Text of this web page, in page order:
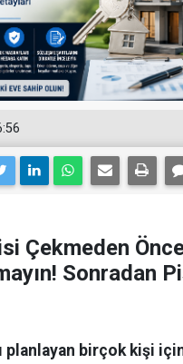
Çekmeden
Sonradan
planlayan birçok kişi